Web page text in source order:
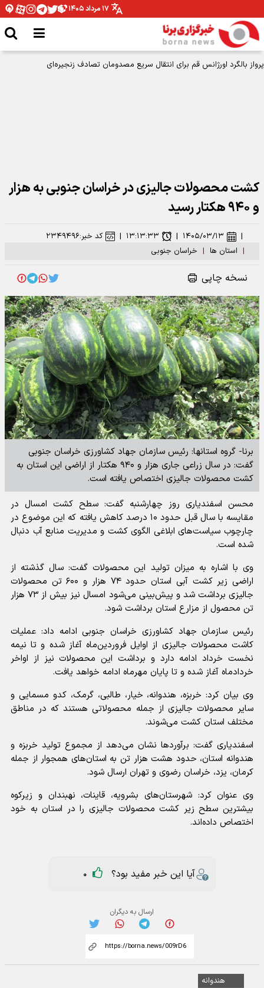
۱۷ مرداد ۱۴۰۵
کشت محصولات جالیزی در خراسان جنوبی به هزار
و ۹۴۰ هکتار رسید
| استان ها | خراسان جنوبی
| ۱۴۰۵/۰۳/۱۳ | ۱۳:۱۳:۳۳ | کد خبر:۲۳۴۹۴۹۶
نسخه چاپی
برنا- گروه استانها: رئیس سازمان جهاد کشاورزی خراسان جنوبی
گفت: در سال زراعی جاری هزار و ۹۴۰ هکتار از اراضی این استان به
کشت محصولات جالیزی اختصاص یافته است.
محسن اسفندیاری روز چهارشنبه گفت: سطح کشت امسال در
مقایسه با سال قبل حدود ۱۰ درصد کاهش یافته که این موضوع در
چارچوب سیاست‌های ابلاغی الگوی کشت و مدیریت منابع آب دنبال
شده است.
وی با اشاره به میزان تولید این محصولات گفت: سال گذشته از
اراضی زیر کشت آبی استان حدود ۷۴ هزار و ۶۰۰ تن محصولات
جالیزی برداشت شد و پیش‌بینی می‌شود امسال نیز بیش از ۷۳ هزار
تن محصول از مزارع استان برداشت شود.
رئیس سازمان جهاد کشاورزی خراسان جنوبی ادامه داد: عملیات
کاشت محصولات جالیزی از اوایل فروردین‌ماه آغاز شده و تا نیمه
نخست خرداد ادامه دارد و برداشت این محصولات نیز از اواخر
خردادماه آغاز شده و تا پایان مهرماه ادامه خواهد یافت.
وی بیان کرد: خربزه، هندوانه، خیار، طالبی، گرمک، کدو مسمایی و
سایر محصولات جالیزی از جمله محصولاتی هستند که در مناطق
مختلف استان کشت می‌شوند.
اسفندیاری گفت: برآوردها نشان می‌دهد از مجموع تولید خربزه و
هندوانه استان، حدود هشت هزار تن به استان‌های همجوار از جمله
کرمان، یزد، خراسان رضوی و تهران ارسال شود.
وی عنوان کرد: شهرستان‌های بشرویه، قاینات، نهبندان و زیرکوه
بیشترین سطح زیر کشت محصولات جالیزی را در استان به خود
اختصاص داده‌اند.
آیا این خبر مفید بود؟ 0
ارسال به دیگران
هندوانه